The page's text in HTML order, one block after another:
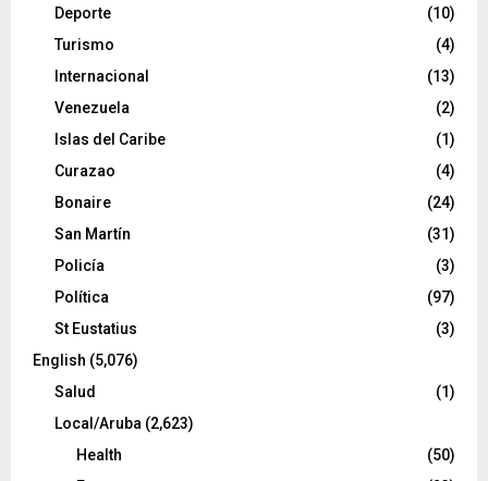
Deporte
(10)
Turismo
(4)
Internacional
(13)
Venezuela
(2)
Islas del Caribe
(1)
Curazao
(4)
Bonaire
(24)
San Martín
(31)
Policía
(3)
Política
(97)
St Eustatius
(3)
English (5,076)
Salud
(1)
Local/Aruba (2,623)
Health
(50)